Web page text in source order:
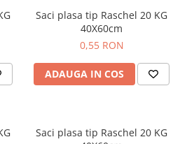
Saci plasa tip Raschel 20 KG
40X60cm
0,55 RON
ADAUGA IN COS
Saci plasa tip Raschel 20 KG